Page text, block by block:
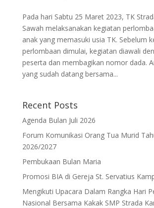
Pada hari Sabtu 25 Maret 2023, TK
Sawah melaksanakan kegiatan
anak yang memasuki usia TK. Sebelum
perlombaan dimulai, kegiatan diawali
peserta dan membagikan nomor dada.
yang sudah datang bersama...
Recent Posts
Agenda Bulan Juli 2026
Forum Komunikasi Orang Tua Murid
2026/2027
Pembukaan Bulan Maria
Promosi BIA di Gereja St. Servatius
Mengikuti Upacara Dalam Rangka Hari
Nasional Bersama Kakak SMP Strada